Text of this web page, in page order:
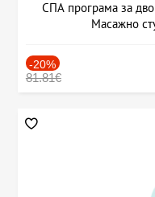
СПА програма за
Масажно
-20%
81.81€